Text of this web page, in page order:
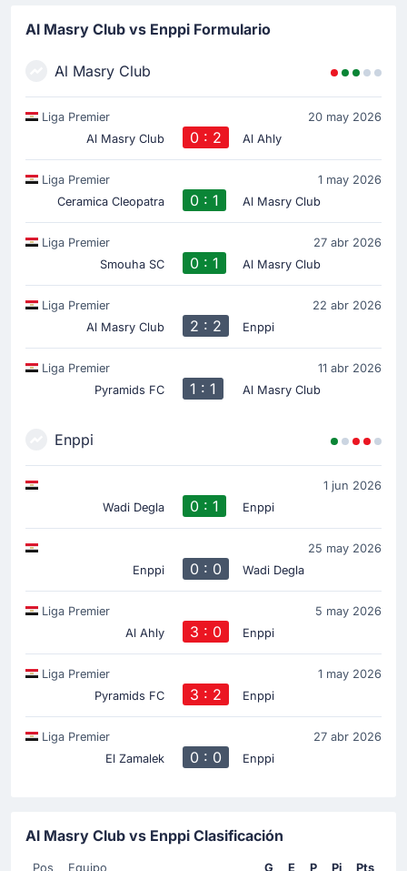
Al Masry Club vs Enppi Formulario
Al Masry Club
Liga Premier
20 may 2026
Al Masry Club
0 : 2 Al Ahly
Liga Premier
1 may 2026
Ceramica Cleopatra
0 : 1 Al Masry Club
Liga Premier
27 abr 2026
Smouha SC
0 : 1 Al Masry Club
Liga Premier
22 abr 2026
Al Masry Club
2 : 2 Enppi
Liga Premier
11 abr 2026
Pyramids FC
1 : 1 Al Masry Club
Enppi
1 jun 2026
Wadi Degla
0 : 1 Enppi
25 may 2026
Enppi
0 : 0 Wadi Degla
Liga Premier
5 may 2026
Al Ahly
3 : 0 Enppi
Liga Premier
1 may 2026
Pyramids FC
3 : 2 Enppi
Liga Premier
27 abr 2026
El Zamalek
0 : 0 Enppi
Al Masry Club vs Enppi Clasificación
Pos Equipo G E P Pj Pts